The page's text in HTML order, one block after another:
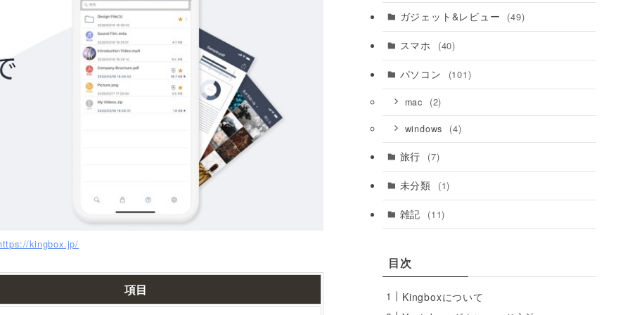
kingbox.jp/
項目
ガジェット&レビュー (49)
スマホ (40)
パソコン (101)
mac (2)
windows (4)
旅行 (7)
未分類 (1)
雑記 (11)
目次
Kingboxについて